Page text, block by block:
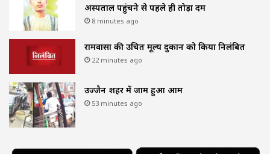
अस्पताल पहुंचने से पहले ही तोड़ा दम
8 minutes ago
रामवासा की उचित मूल्य दुकान को किया निलंबित
22 minutes ago
उज्जैन शहर में जाम हुआ आम
53 minutes ago